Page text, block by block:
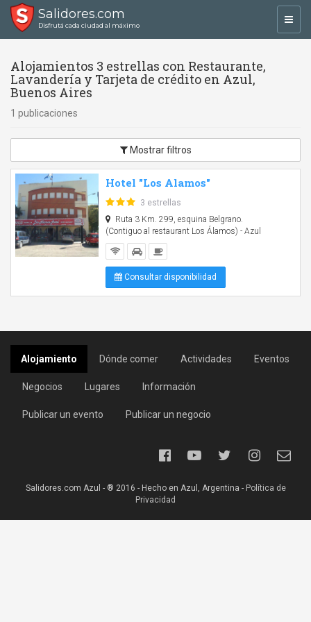
Salidores.com
Disfrutá cada ciudad al máximo
Alojamientos 3 estrellas con Restaurante,
Lavandería y Tarjeta de crédito en Azul,
Buenos Aires
1 publicaciones
Mostrar filtros
Hotel "Los Alamos"
3 estrellas
Ruta 3 Km. 299, esquina Belgrano.
(Contiguo al restaurant Los Álamos) - Azul
Consultar disponibilidad
Alojamiento Dónde comer Actividades Eventos
Negocios Lugares Información
Publicar un evento Publicar un negocio
Salidores.com Azul - ® 2016 - Hecho en Azul, Argentina - Política de
Privacidad